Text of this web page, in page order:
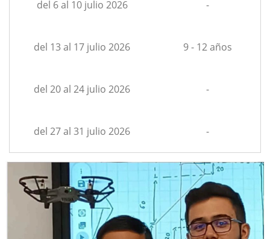
del 6 al 10 julio 2026 -
del 13 al 17 julio 2026 9 - 12 años
del 20 al 24 julio 2026 -
del 27 al 31 julio 2026 -